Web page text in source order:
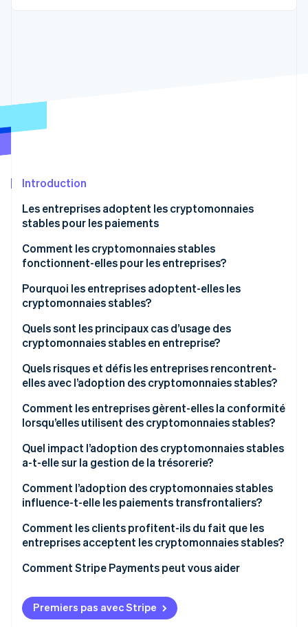
Atlas
Découvrez comment Stripe construit l’infrastructure
Regarder
Commerce de détail
État des API
Introduction
Les entreprises adoptent les cryptomonnaies
stables pour les paiements
Comment les cryptomonnaies stables
fonctionnent-elles pour les entreprises?
Pourquoi les entreprises adoptent-elles les
cryptomonnaies stables?
Quels sont les principaux cas d’usage des
cryptomonnaies stables en entreprise?
Comptes fournisseurs et comptes clients
interentreprises (B2B) transfrontaliers
Paiement à la caisse
Paie mondiale et versements aux créateurs et aux
sous-traitants
Acheminement de la trésorerie et des liquidités
Environnements marqués par une forte inflation et
des contrôles de capitaux
Chaîne d’approvisionnement et financement du
commerce
Technologies financières et nouveaux produits
Quels risques et défis les entreprises rencontrent-
elles avec l’adoption des cryptomonnaies stables?
Comment les entreprises gèrent-elles la conformité
lorsqu’elles utilisent des cryptomonnaies stables?
Quel impact l’adoption des cryptomonnaies stables
a-t-elle sur la gestion de la trésorerie?
Comment l’adoption des cryptomonnaies stables
influence-t-elle les paiements transfrontaliers?
Comment les clients profitent-ils du fait que les
entreprises acceptent les cryptomonnaies stables?
Accès et inclusion accrus
Service et remboursements plus rapides
Des coûts plus bas pour les clients internationaux
Comment Stripe Payments peut vous aider
Premiers pas avec Stripe